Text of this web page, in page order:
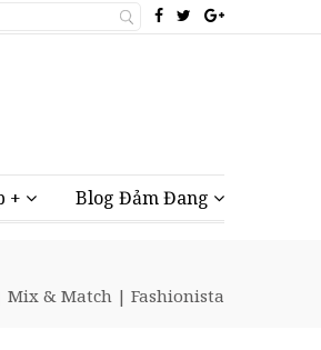
+ Blog Đảm Đang
Mix & Match | Fashionista